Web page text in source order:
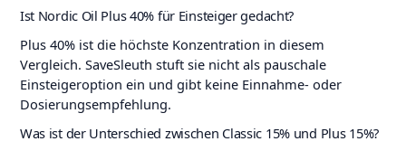
Ist Nordic Oil Plus 40% für Einsteiger gedacht?
Plus 40% ist die höchste Konzentration in diesem
Vergleich. SaveSleuth stuft sie nicht als pauschale
Einsteigeroption ein und gibt keine Einnahme- oder
Dosierungsempfehlung.
Was ist der Unterschied zwischen Classic 15% und Plus 15%?